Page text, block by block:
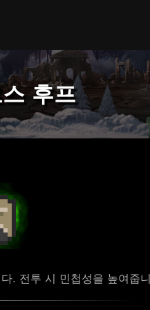
후프
. 전투 시 민첩성을 높여줍